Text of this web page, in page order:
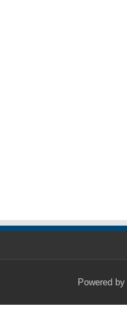
Powered by